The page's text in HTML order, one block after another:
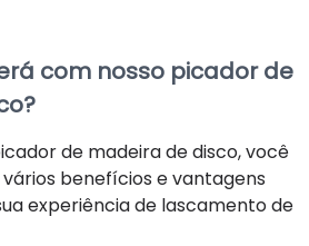
com nosso picador de
de madeira de disco, você
benefícios e vantagens
experiência de lascamento de